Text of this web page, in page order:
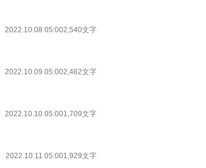
2022.10.08 05:002,540文字
2022.10.09 05:002,462文字
2022.10.10 05:001,709文字
2022.10.11 05:001,929文字